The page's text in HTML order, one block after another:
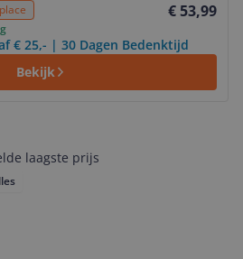
€ 53,99
€ 25,- | 30 Dagen Bedenktijd
Bekijk
laagste prijs